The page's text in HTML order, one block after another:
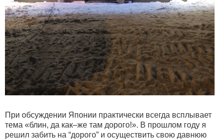
При обсуждении Японии практически всегда всплывает
тема «блин, да как–же там дорого!». В прошлом году я
решил забить на “дорого” и осуществить свою давнюю